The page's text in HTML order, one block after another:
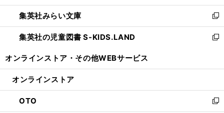
開
く
ウ
で
開
く
ン
ド
ウ
で
ウ
ィ
ン
ド
開
集英社みらい文庫
新
し
い
ン
ウ
で
集英社の児童図書 S-KIDS.LAND
新
ウ
ン
ド
オンラインストア・ その他WEBサービス
オンラインストア
OTO
新